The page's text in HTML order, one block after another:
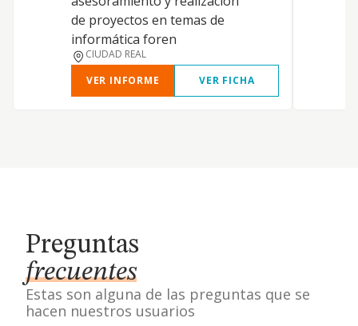
de proyectos en temas de
informática foren
CIUDAD REAL
VER INFORME
VER FICHA
Preguntas
frecuentes
Estas son alguna de las preguntas que se
hacen nuestros usuarios